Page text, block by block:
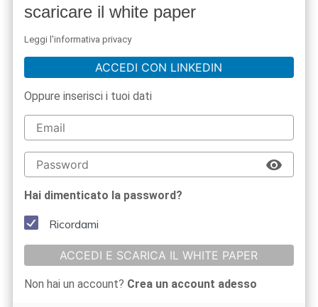
scaricare il white paper
Leggi l'informativa privacy
ACCEDI CON LINKEDIN
Oppure inserisci i tuoi dati
Hai dimenticato la password?
Ricordami
ACCEDI E SCARICA IL WHITE PAPER
Non hai un account? Crea un account adesso